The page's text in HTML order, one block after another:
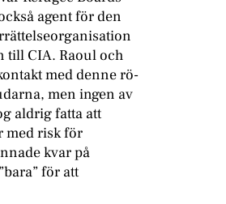
agent för den
till CIA. Raoul och
med denne rö-
men ingen av
aldrig fatta att
med risk för
kvar på
för att